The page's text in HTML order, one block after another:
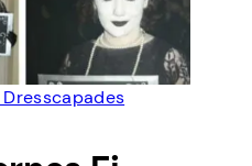
Dresscapades